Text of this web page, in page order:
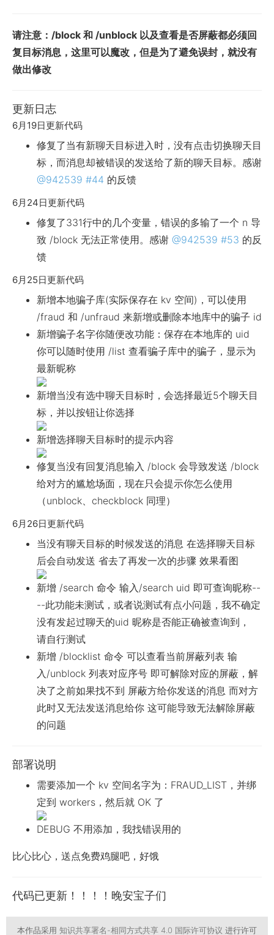
请注意：/block 和 /unblock 以及查看是否屏蔽都必须回
复目标消息，这里可以魔改，但是为了避免误封，就没有
做出修改
更新日志
6月19日更新代码
修复了当有新聊天目标进入时，没有点击切换聊天目
标，而消息却被错误的发送给了新的聊天目标。感谢
@942539 #44 的反馈
6月24日更新代码
修复了331行中的几个变量，错误的多输了一个 n 导
致 /block 无法正常使用。感谢 @942539 #53 的反
馈
6月25日更新代码
新增本地骗子库(实际保存在 kv 空间)，可以使用
/fraud 和 /unfraud 来新增或删除本地库中的骗子 id
新增骗子名字你随便改功能：保存在本地库的 uid
你可以随时使用 /list 查看骗子库中的骗子，显示为
最新昵称
新增当没有选中聊天目标时，会选择最近5个聊天目
标，并以按钮让你选择
新增选择聊天目标时的提示内容
修复当没有回复消息输入 /block 会导致发送 /block
给对方的尴尬场面，现在只会提示你怎么使用
（unblock、checkblock 同理）
6月26日更新代码
当没有聊天目标的时候发送的消息 在选择聊天目标
后会自动发送 省去了再发一次的步骤 效果看图
新增 /search 命令 输入/search uid 即可查询昵称--
--此功能未测试，或者说测试有点小问题，我不确定
没有发起过聊天的uid 昵称是否能正确被查询到，
请自行测试
新增 /blocklist 命令 可以查看当前屏蔽列表 输
入/unblock 列表对应序号 即可解除对应的屏蔽，解
决了之前如果找不到 屏蔽方给你发送的消息 而对方
此时又无法发送消息给你 这可能导致无法解除屏蔽
的问题
部署说明
需要添加一个 kv 空间名字为：FRAUD_LIST，并绑
定到 workers，然后就 OK 了
DEBUG 不用添加，我找错误用的
比心比心，送点免费鸡腿吧，好饿
代码已更新！！！！晚安宝子们
本作品采用 知识共享署名-相同方式共享 4.0 国际许可协议 进行许可